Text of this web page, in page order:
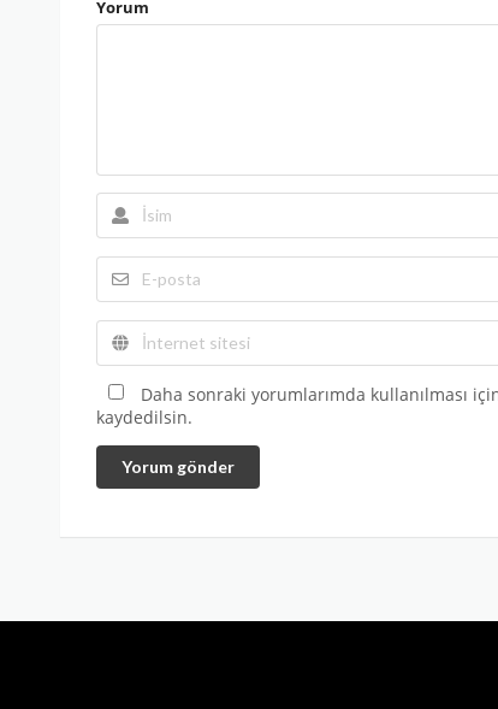
Yorum
Daha sonraki yorumlarımda kullanılması
kaydedilsin.
Yorum gönder